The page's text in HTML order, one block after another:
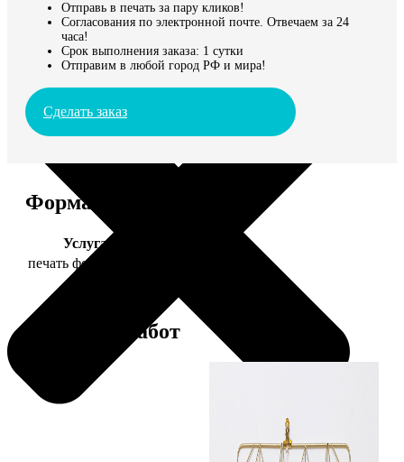
Отправь в печать за пару кликов!
Согласования по электронной почте. Отвечаем за 24
часа!
Срок выполнения заказа: 1 сутки
Отправим в любой город РФ и мира!
Сделать заказ
Форматы и цены
Услуга
печать фото 30х40
Примеры работ